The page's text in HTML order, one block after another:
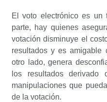
El voto electrónico es un
parte, hay quienes
votación disminuye el
resultados y es amigable
otro lado, genera
los resultados
manipulaciones que
de la votación.